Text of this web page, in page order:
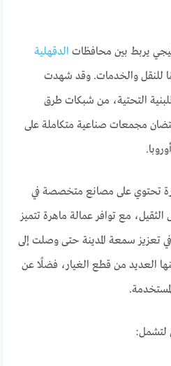
يربط بين محافظات الدقهلية
للنقل والخدمات. وقد شهدت
التحتية، من شبكات طرق
مجمعات صناعية متكاملة على
تحتوي على مصانع متخصصة في
مع توافر عمالة ماهرة تتميز
تعزيز سمعة المدينة حتى وصلت إلى
العديد من قطع الغيار، فضلًا عن
لتشمل: